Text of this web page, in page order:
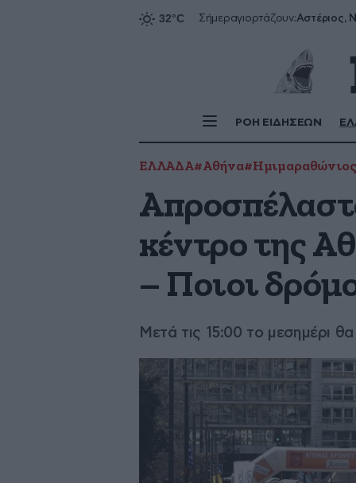
Σήμεραγιορτάζουν:Αστέριος,
ΡΟΗ ΕΙΔΗΣΕΩΝ
ΕΛΛΑΔΑ#Αθήνα
κέντρο της
– Ποιοι
Μετά τις 15:00 το μεσημέρι